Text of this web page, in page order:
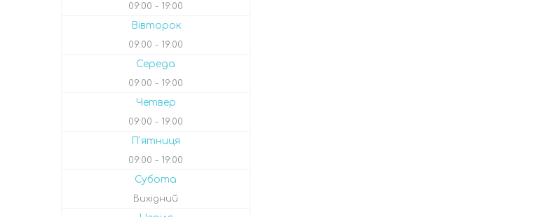
09:00 19:00
Вівторок
09:00 19:00
Середа
09:00 19:00
Четвер
09:00 19:00
Пʼятниця
09:00 19:00
Субота
Вихідний